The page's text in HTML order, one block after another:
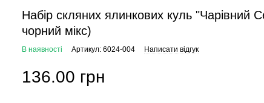
Набір скляних ялинкових куль "Чарівний
чорний мікс)
В наявності Артикул: 6024-004 Написати відгук
136.00 грн